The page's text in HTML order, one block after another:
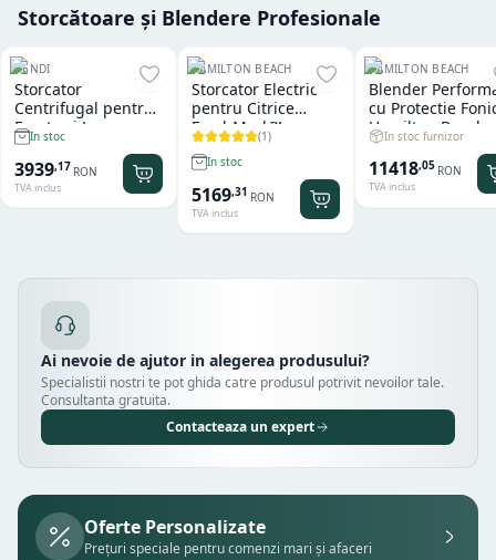
Storcătoare și Blendere Profesionale
HENDI
Storcator
Centrifugal pentru
Fructe si Legume
Hendi
In stoc
3939,17 RON
TVA inclus
HAMILTON BEACH
Storcator Electric
pentru Citrice
FreshMark™
Hamilton Beach
(1)
In stoc
5169,31 RON
TVA inclus
HAMILTON BEACH
Blender
cu Protectie
Hamilton Beach
Summit® Edge
In stoc furnizor
11418,05 RON
TVA inclus
Ai nevoie de ajutor in alegerea produsului?
Specialistii nostri te pot ghida catre produsul potrivit nevoilor tale.
Consultanta gratuita.
Contacteaza un expert
Oferte Personalizate
Prețuri speciale pentru comenzi mari și afaceri